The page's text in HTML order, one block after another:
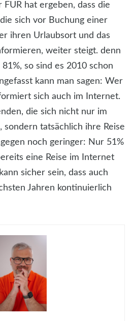
FUR hat ergeben, dass die
sich vor Buchung einer
ihren Urlaubsort und das
weiter steigt. denn
so sind es 2010 schon
kann man sagen: Wer
sich auch im Internet.
die sich nicht nur im
sondern tatsächlich ihre Reise
noch geringer: Nur 51%
eine Reise im Internet
sicher sein, dass auch
Jahren kontinuierlich